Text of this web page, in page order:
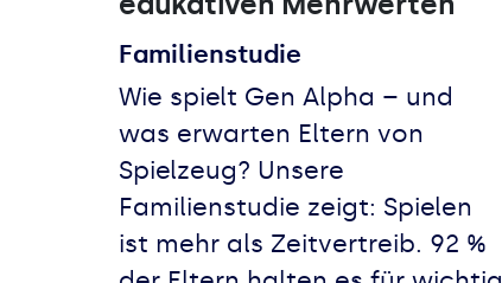
Familienstudie
Wie spielt Gen Alpha – und
was erwarten Eltern von
Spielzeug? Unsere
Familienstudie zeigt: Spielen
ist mehr als Zeitvertreib. 92 %